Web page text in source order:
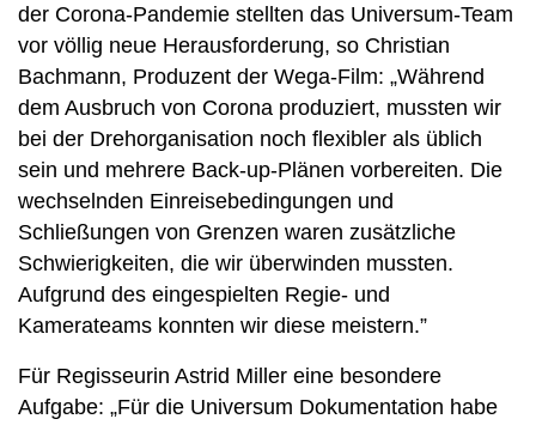
der Corona-Pandemie stellten das Universum-Team
vor völlig neue Herausforderung, so Christian
Bachmann, Produzent der Wega-Film: „Während
dem Ausbruch von Corona produziert, mussten wir
bei der Drehorganisation noch flexibler als üblich
sein und mehrere Back-up-Plänen vorbereiten. Die
wechselnden Einreisebedingungen und
Schließungen von Grenzen waren zusätzliche
Schwierigkeiten, die wir überwinden mussten.
Aufgrund des eingespielten Regie- und
Kamerateams konnten wir diese meistern.”
Für Regisseurin Astrid Miller eine besondere
Aufgabe: „Für die Universum Dokumentation habe